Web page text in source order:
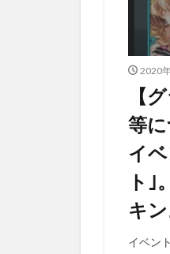
2020
【
等
イ
ト｣
キン
イベン